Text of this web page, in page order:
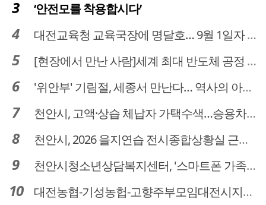
‘안전모를 착용합시다’
대전교육청 교육국장에 명달호… 9월 1일자 181명 인사
[현장에서 만난 사람]세계 최대 반도체 공정 장비 제조 기업 ASML 한종호 매니저
'위안부' 기림절, 세종서 만난다… 역사의 아픔 치유, '평화의 장'
천안시, 고액·상습 체납자 가택수색…승용차 압류·공매 착수
천안시, 2026 을지연습 전시종합상황실 근무자 사전교육
천안시청소년상담복지센터, '스마트폰 가족치유캠프' 운영
대전농협-기성농헙-고향주부모임대전시지회, 이심점심 중식지원 봉사활동